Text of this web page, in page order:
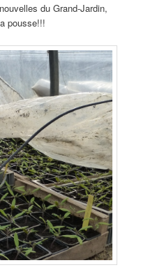
du Grand-Jardin,
pousse!!!